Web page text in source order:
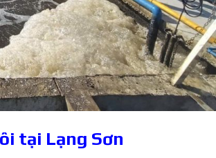
tại Lạng Sơn